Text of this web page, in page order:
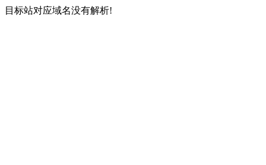
目标站对应域名没有解析!